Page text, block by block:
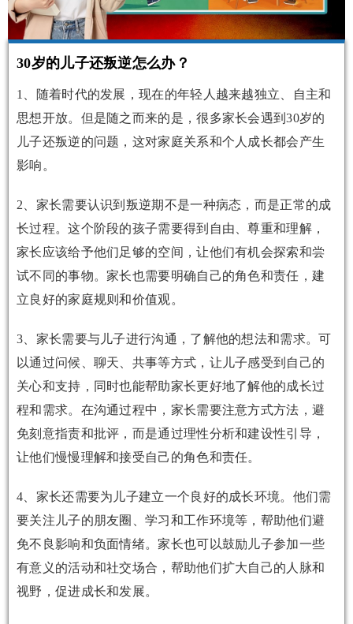
30岁的儿子还叛逆怎么办？
1、随着时代的发展，现在的年轻人越来越独立、自主和
思想开放。但是随之而来的是，很多家长会遇到30岁的
儿子还叛逆的问题，这对家庭关系和个人成长都会产生
影响。
2、家长需要认识到叛逆期不是一种病态，而是正常的成
长过程。这个阶段的孩子需要得到自由、尊重和理解，
家长应该给予他们足够的空间，让他们有机会探索和尝
试不同的事物。家长也需要明确自己的角色和责任，建
立良好的家庭规则和价值观。
3、家长需要与儿子进行沟通，了解他的想法和需求。可
以通过问候、聊天、共事等方式，让儿子感受到自己的
关心和支持，同时也能帮助家长更好地了解他的成长过
程和需求。在沟通过程中，家长需要注意方式方法，避
免刻意指责和批评，而是通过理性分析和建设性引导，
让他们慢慢理解和接受自己的角色和责任。
4、家长还需要为儿子建立一个良好的成长环境。他们需
要关注儿子的朋友圈、学习和工作环境等，帮助他们避
免不良影响和负面情绪。家长也可以鼓励儿子参加一些
有意义的活动和社交场合，帮助他们扩大自己的人脉和
视野，促进成长和发展。